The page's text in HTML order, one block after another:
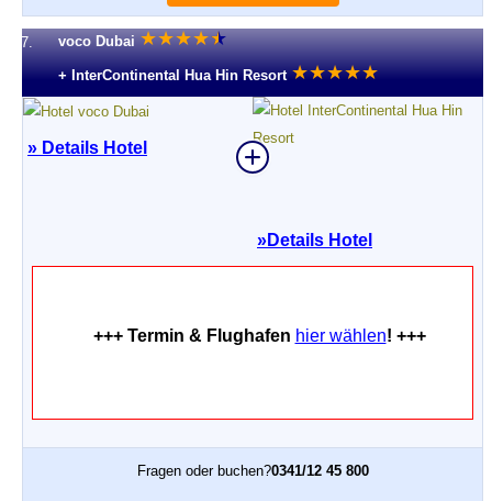
7. voco Dubai ★★★★★
★
+ InterContinental Hua Hin Resort ★★★★★
» Details Hotel
»Details Hotel
+++ Termin & Flughafen hier wählen! +++
Fragen oder buchen?0341/12 45 800